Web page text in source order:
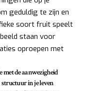
geduldig te zijn en
soort fruit speelt
staan voor
oproepen met
met de aanwezigheid
in je leven